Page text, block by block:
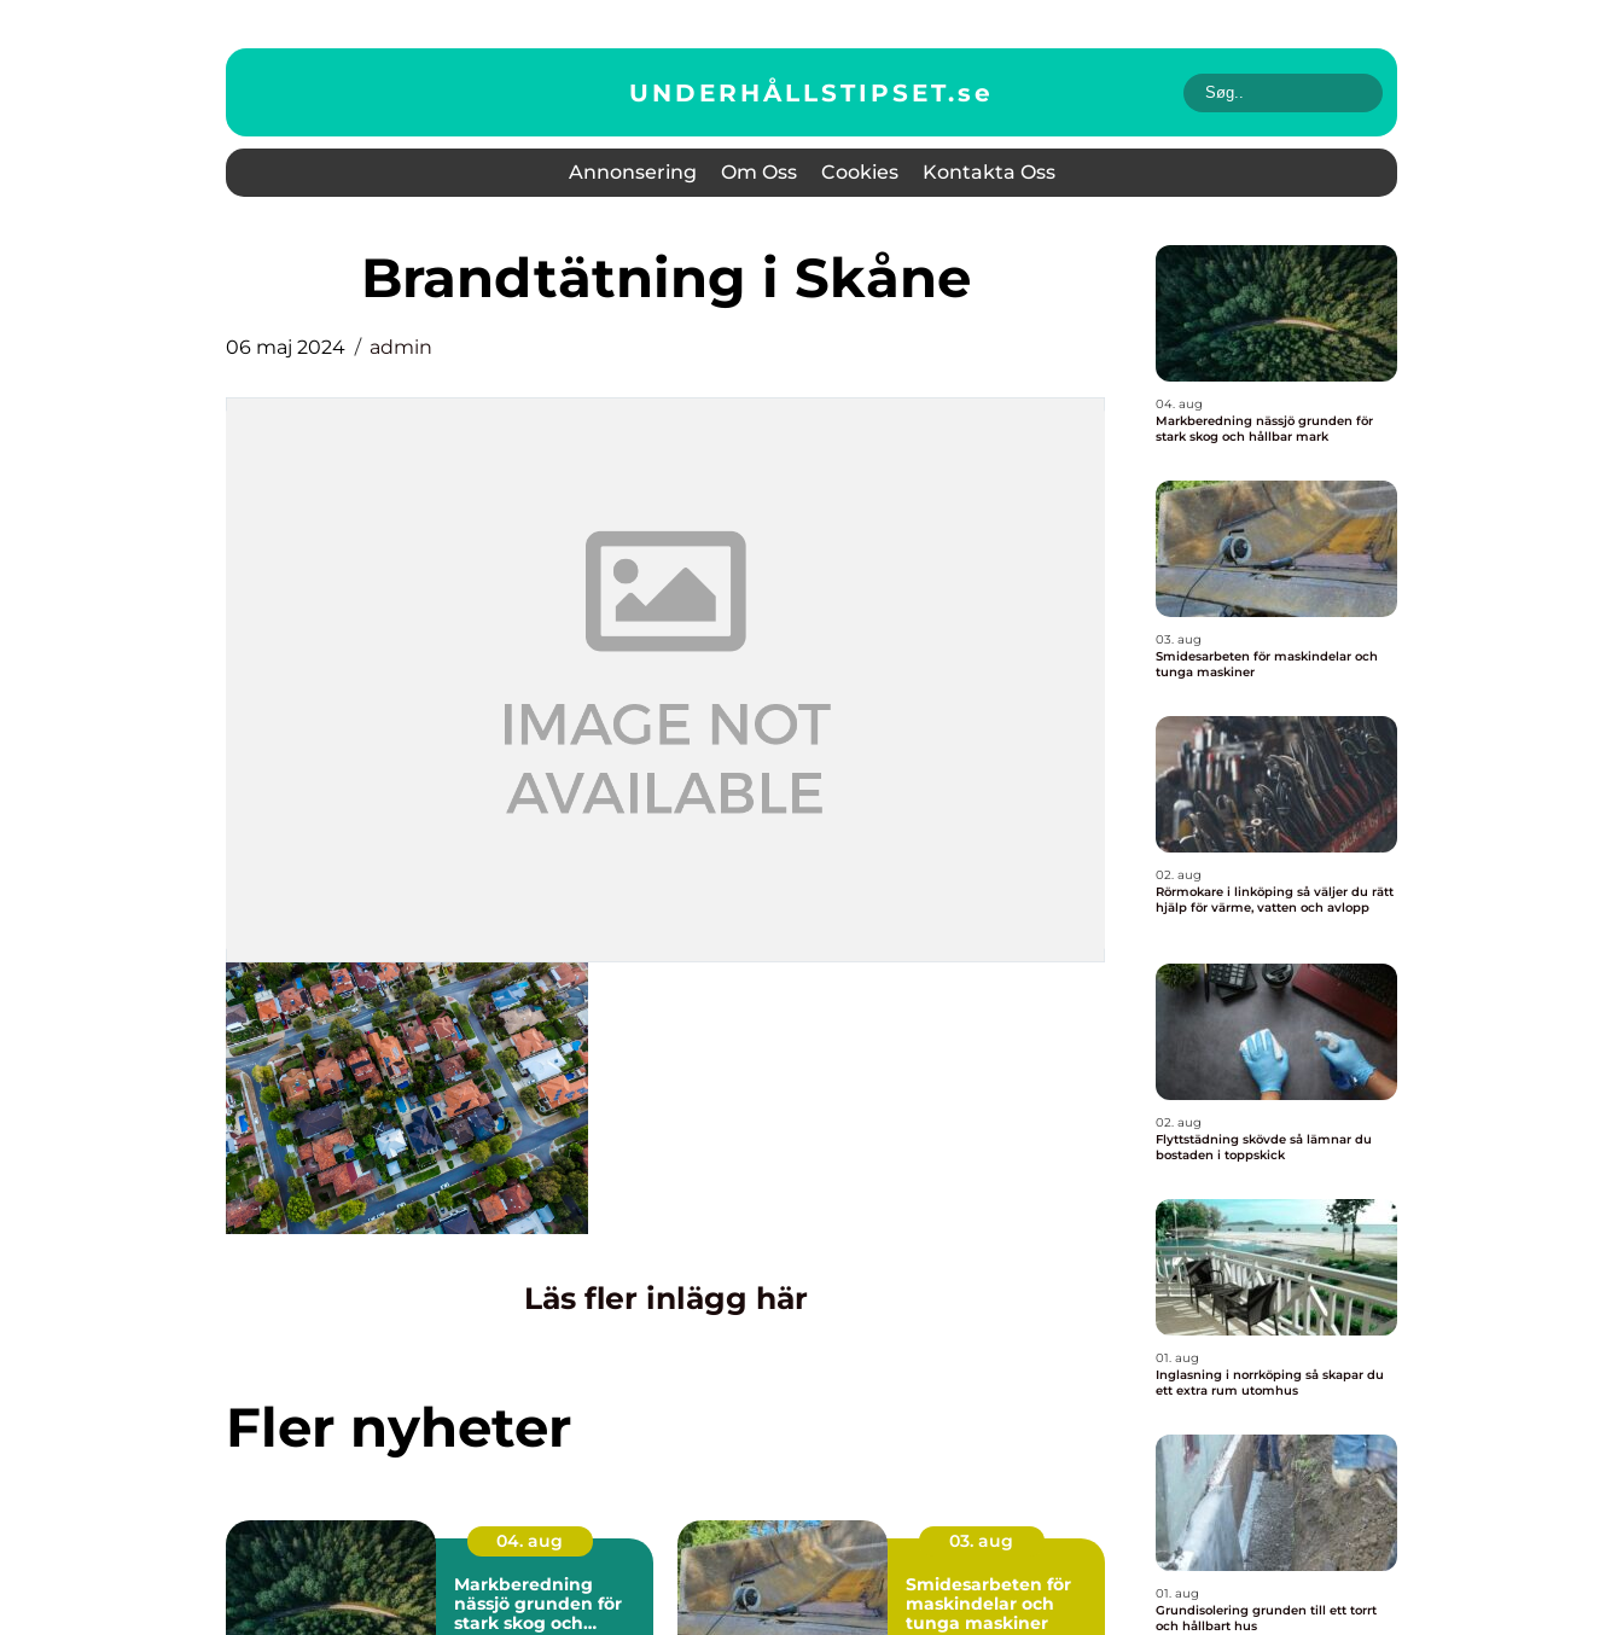
UNDERHÅLLSTIPSET.se
Annonsering Om Oss Cookies Kontakta Oss
Brandtätning i Skåne
06 maj 2024 admin
Läs fler inlägg här
Fler nyheter
04. aug
Markberedning
nässjö grunden för
stark skog och
03. aug
Smidesarbeten för
maskindelar och
tunga maskiner
04. aug
Markberedning nässjö grunden för
stark skog och hållbar mark
03. aug
Smidesarbeten för maskindelar och
tunga maskiner
02. aug
Rörmokare i linköping så väljer du rätt
hjälp för värme, vatten och avlopp
02. aug
Flyttstädning skövde så lämnar du
bostaden i toppskick
01. aug
Inglasning i norrköping så skapar du
ett extra rum utomhus
01. aug
Grundisolering grunden till ett torrt
och hållbart hus